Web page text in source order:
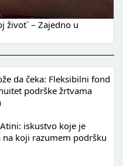
život` – Zajedno u
da čeka: Fleksibilni fond
podrške žrtvama
iskustvo koje je
koji razumem podršku